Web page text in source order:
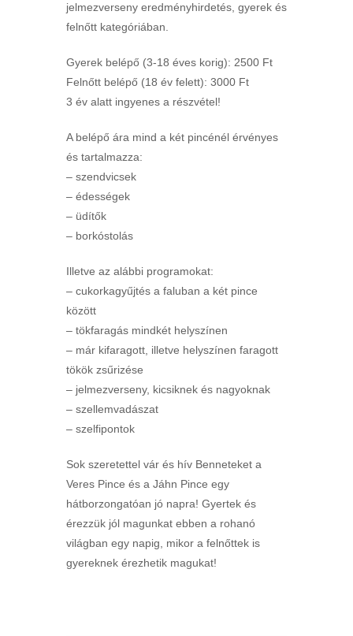
jelmezverseny eredményhirdetés, gyerek és
felnőtt kategóriában.
Gyerek belépő (3-18 éves korig): 2500 Ft
Felnőtt belépő (18 év felett): 3000 Ft
3 év alatt ingyenes a részvétel!
A belépő ára mind a két pincénél érvényes
és tartalmazza:
– szendvicsek
– édességek
– üdítők
– borkóstolás
Illetve az alábbi programokat:
– cukorkagyűjtés a faluban a két pince
között
– tökfaragás mindkét helyszínen
– már kifaragott, illetve helyszínen faragott
tökök zsűrizése
– jelmezverseny, kicsiknek és nagyoknak
– szellemvadászat
– szelfipontok
Sok szeretettel vár és hív Benneteket a
Veres Pince és a Jáhn Pince egy
hátborzongatóan jó napra! Gyertek és
érezzük jól magunkat ebben a rohanó
világban egy napig, mikor a felnőttek is
gyereknek érezhetik magukat!